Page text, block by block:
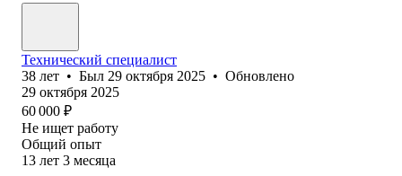
Технический специалист
38 лет • Был 29 октября 2025 • Обновлено
29 октября 2025
60 000 ₽
Не ищет работу
Общий опыт
13 лет 3 месяца